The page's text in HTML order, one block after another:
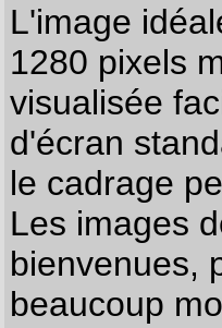
L'image
1280 pixels
visualisée
d'écran
le cadrage
Les images
bienvenues,
beaucoup